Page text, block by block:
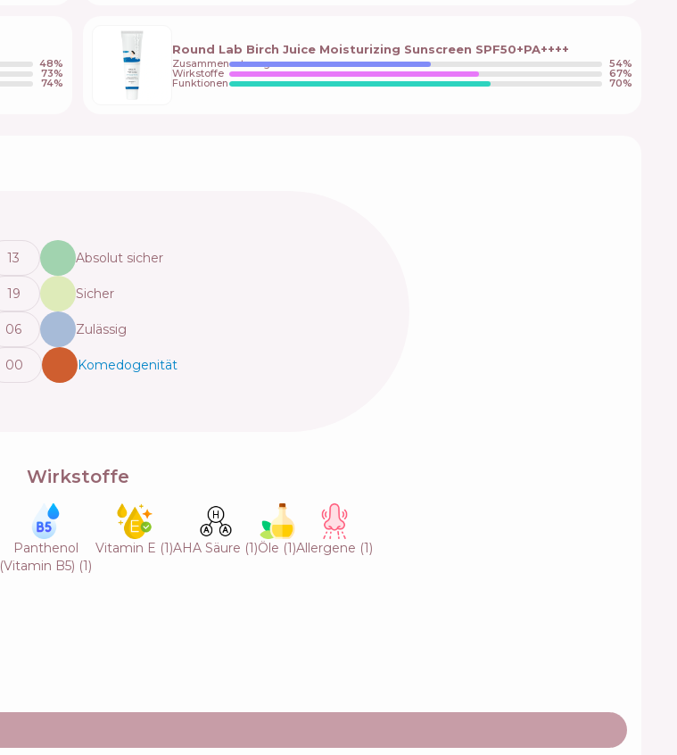
48%
73%
74%
Round Lab Birch Juice Moisturizing Sunscreen SPF50+PA++++
Zusammensetzung 54%
Wirkstoffe 67%
Funktionen 70%
13 Absolut sicher
19 Sicher
06 Zulässig
00 Komedogenität
Wirkstoffe
Panthenol
(Vitamin B5) (1)
Vitamin E (1)AHA Säure (1)Öle (1)Allergene (1)